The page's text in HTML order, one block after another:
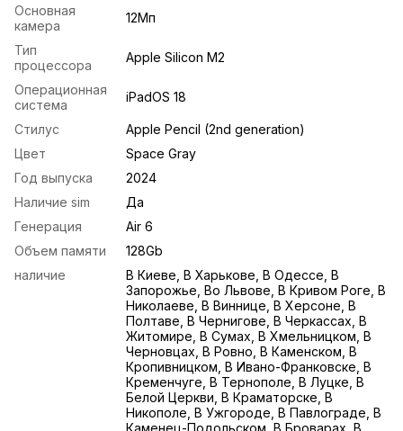
Основная
камера
12Мп
Тип
процессора
Apple Silicon M2
Операционная
система
iPadOS 18
Стилус
Apple Pencil (2nd generation)
Цвет
Space Gray
Год выпуска
2024
Наличие sim
Да
Генерация
Air 6
Объем памяти
128Gb
наличие
В Киеве, В Харькове, В Одессе, В
Запорожье, Во Львове, В Кривом Роге, В
Николаеве, В Виннице, В Херсоне, В
Полтаве, В Чернигове, В Черкассах, В
Житомире, В Сумах, В Хмельницком, В
Черновцах, В Ровно, В Каменском, В
Кропивницком, В Ивано-Франковске, В
Кременчуге, В Тернополе, В Луцке, В
Белой Церкви, В Краматорске, В
Никополе, В Ужгороде, В Павлограде, В
Каменец-Подольском, В Броварах, В